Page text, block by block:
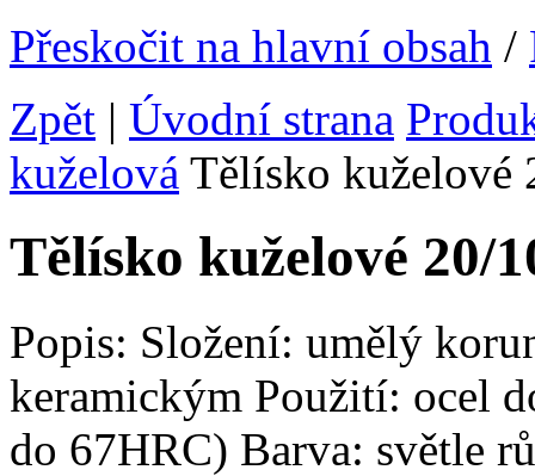
Přeskočit na hlavní obsah /
Zpět | Úvodní strana
kuželová Tělísko kuželové
Tělísko kuželové 20/
Popis: Složení: umělý
keramickým Použití: ocel
do 67HRC) Barva: světle